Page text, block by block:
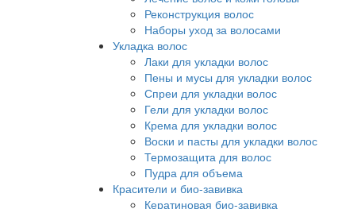
Реконструкция волос
Наборы уход за волосами
Укладка волос
Лаки для укладки волос
Пены и мусы для укладки волос
Спреи для укладки волос
Гели для укладки волос
Крема для укладки волос
Воски и пасты для укладки волос
Термозащита для волос
Пудра для объема
Красители и био-завивка
Кератиновая био-завивка